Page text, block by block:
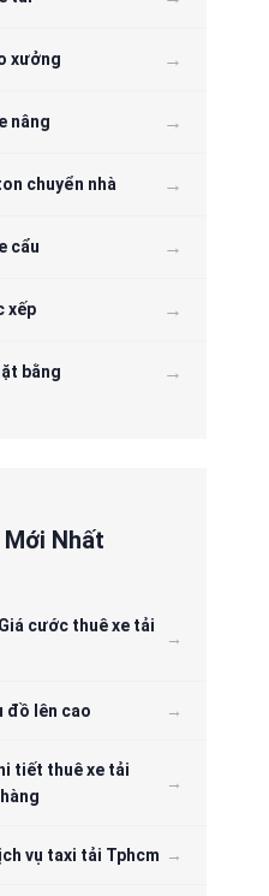
xưởng
nâng
chuyển nhà
cẩu
xếp
bằng
Nhất
cước thuê xe tải
đồ lên cao
tiết thuê xe tải
vụ taxi tải Tphcm